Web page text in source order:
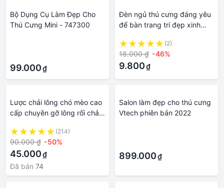
Bộ Dụng Cụ Làm Đẹp Cho
Thú Cưng Mini - 747300
99.000₫
Đèn ngủ thú cưng đáng yêu
để bàn trang trí đẹp xinh
nghĩa giá rẻ bóng led bền bỉ
(2)
18.000 ₫ -46%
9.800₫
Lược chải lông chó mèo cao
cấp chuyên gỡ lông rối chải
vệ sinh và làm đẹp cho thú
cưng
(214)
90.000 ₫ -50%
45.000₫
Đã bán 74
Salon làm đẹp cho thú cưng
Vtech phiên bản 2022
899.000₫